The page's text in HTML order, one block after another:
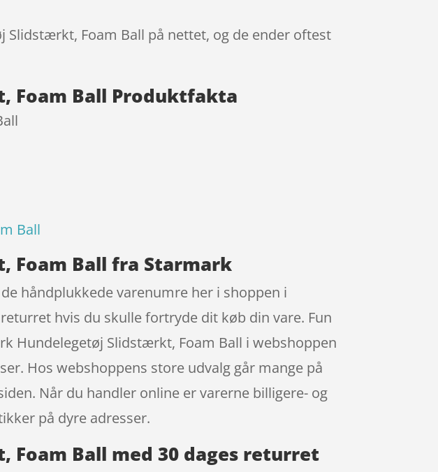
Foam Ball på nettet, og de ender oftest
Foam Ball Produktfakta
Ball
Foam Ball fra Starmark
håndplukkede varenumre her i shoppen i
hvis du skulle fortryde dit køb din vare. Fun
Hundelegetøj Slidstærkt, Foam Ball i webshoppen
Hos webshoppens store udvalg går mange på
Når du handler online er varerne billigere- og
på dyre adresser.
Ball med 30 dages returret